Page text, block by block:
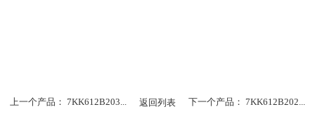
上一个产品： 7KK612B203... 返回列表 下一个产品： 7KK612B202...